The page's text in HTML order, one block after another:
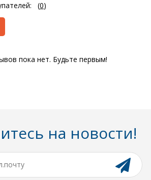
(0)
пока нет. Будьте первым!
на новости!